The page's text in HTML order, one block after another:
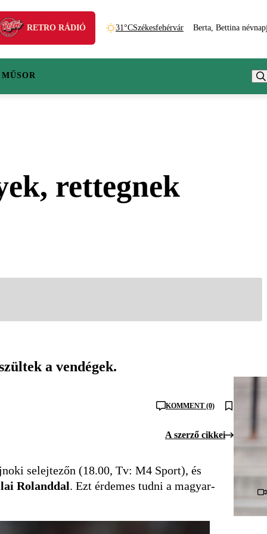
RETRO RÁDIÓ 31°CSzékesfehérvár Berta, Bettina
rettegnek
a vendégek.
KOMMENT (0)
A szerző cikkei
selejtezőn (18.00, Tv: M4 Sport), és
Rolanddal. Ezt érdemes tudni a magyar-